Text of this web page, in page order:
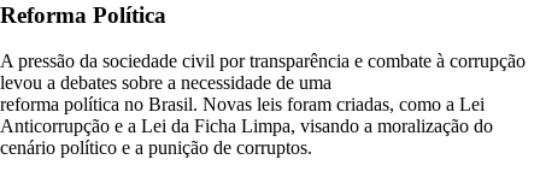
Reforma Política
A pressão da sociedade civil por transparência e combate à corrupção
levou a debates sobre a necessidade de uma
reforma política no Brasil. Novas leis foram criadas, como a Lei
Anticorrupção e a Lei da Ficha Limpa, visando a moralização do
cenário político e a punição de corruptos.